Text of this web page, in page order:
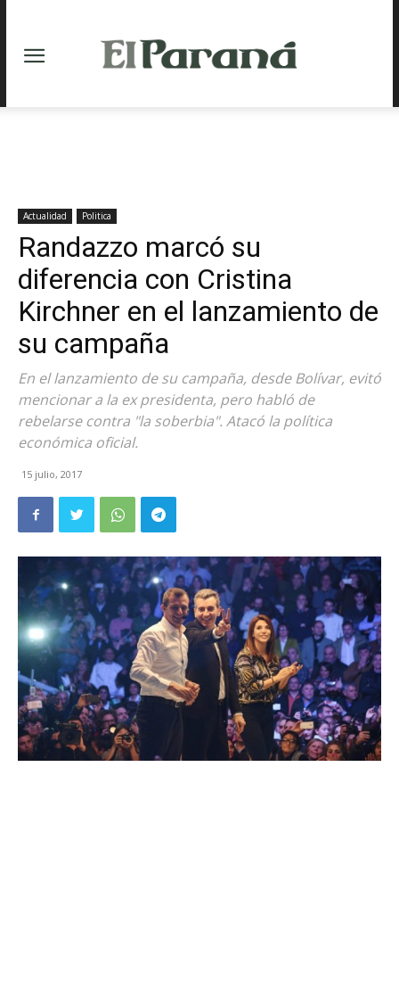
Actualidad Politica
Randazzo marcó su
diferencia con Cristina
Kirchner en el lanzamiento de
su campaña
En el lanzamiento de su campaña, desde Bolívar, evitó
mencionar a la ex presidenta, pero habló de
rebelarse contra "la soberbia". Atacó la política
económica oficial.
15 julio, 2017